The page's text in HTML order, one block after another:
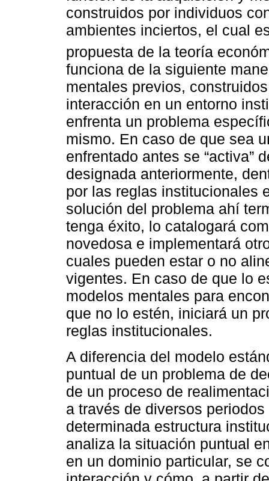
construidos por individuos
ambientes inciertos, el cual
propuesta de la teoría
funciona de la siguiente
mentales previos,
interacción en un entorno
enfrenta un problema
mismo. En caso de que sea
enfrentado antes se “activa”
designada anteriormente,
por las reglas institucionales
solución del problema ahí
tenga éxito, lo catalogará
novedosa e implementará
cuales pueden estar o no
vigentes. En caso de que lo
modelos mentales para
que no lo estén, iniciará un
reglas institucionales.
A diferencia del modelo
puntual de un problema de
de un proceso de
a través de diversos
determinada estructura
analiza la situación puntual
en un dominio particular, se